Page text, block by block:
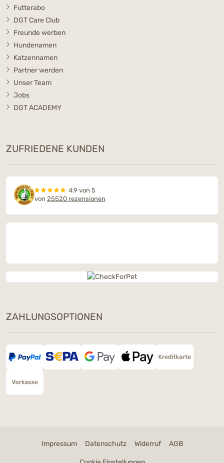
Futterabo
DGT Care Club
Freunde werben
Hundenamen
Katzennamen
Partner werden
Unser Team
Jobs
DGT ACADEMY
ZUFRIEDENE KUNDEN
4.9 von 5
von 25520 rezensionen
ZAHLUNGSOPTIONEN
Impressum Datenschutz Widerruf AGB